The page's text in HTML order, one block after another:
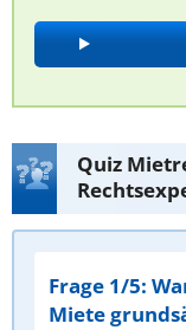
Quiz
Frage 1/5:
Miete